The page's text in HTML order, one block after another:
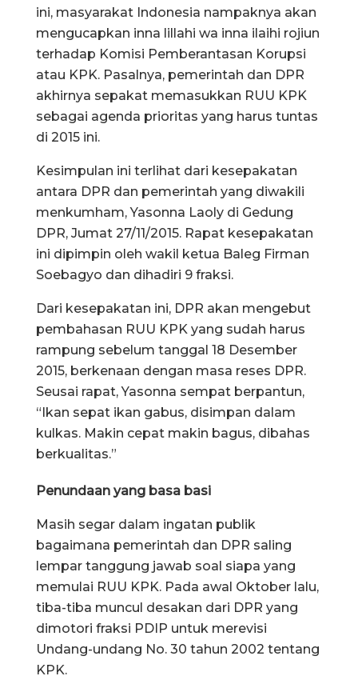
ini, masyarakat Indonesia nampaknya akan
mengucapkan inna lillahi wa inna ilaihi rojiun
terhadap Komisi Pemberantasan Korupsi
atau KPK. Pasalnya, pemerintah dan DPR
akhirnya sepakat memasukkan RUU KPK
sebagai agenda prioritas yang harus tuntas
di 2015 ini.
Kesimpulan ini terlihat dari kesepakatan
antara DPR dan pemerintah yang diwakili
menkumham, Yasonna Laoly di Gedung
DPR, Jumat 27/11/2015. Rapat kesepakatan
ini dipimpin oleh wakil ketua Baleg Firman
Soebagyo dan dihadiri 9 fraksi.
Dari kesepakatan ini, DPR akan mengebut
pembahasan RUU KPK yang sudah harus
rampung sebelum tanggal 18 Desember
2015, berkenaan dengan masa reses DPR.
Seusai rapat, Yasonna sempat berpantun,
“Ikan sepat ikan gabus, disimpan dalam
kulkas. Makin cepat makin bagus, dibahas
berkualitas.”
Penundaan yang basa basi
Masih segar dalam ingatan publik
bagaimana pemerintah dan DPR saling
lempar tanggung jawab soal siapa yang
memulai RUU KPK. Pada awal Oktober lalu,
tiba-tiba muncul desakan dari DPR yang
dimotori fraksi PDIP untuk merevisi
Undang-undang No. 30 tahun 2002 tentang
KPK.